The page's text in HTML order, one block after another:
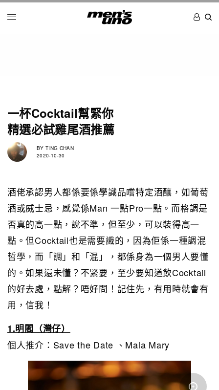
一杯Cocktail幫緊你
精選必試雞尾酒推薦
BY TING CHAN
2020-10-30
酒佬承認男人都係要係學識品嚐特定酒釀，如葡萄
酒或威士忌，感覺係Man 一點Pro一點。而格調是
否真的高一點，說不準，但至少，可以裝得高一
點。但Cocktail也是需要識的，因為佢係一種調混
哲學，而「調」和「混」，都係身為一個男人要懂
的。如果還未懂？不緊要，至少要知道飲Cocktail
的好去處，點解？唔好問！記住先，有用時就會有
用，信我！
1.明閣（灣仔）
個人推介：Save the Date 、Mala Mary